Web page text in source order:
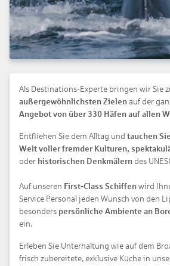
Als Destinations-Experte bringen wir Sie
außergewöhnlichsten Zielen auf der
Angebot von über 330 Häfen auf allen
Entfliehen Sie dem Alltag und tauchen
Welt voller fremder Kulturen,
oder historischen Denkmälern des
Auf unseren First-Class Schiffen wird
Service Personal jeden Wunsch von den
besonders persönliche Ambiente an
ein.
Erleben Sie Unterhaltung wie auf dem
frisch zubereitete, exklusive Küche in